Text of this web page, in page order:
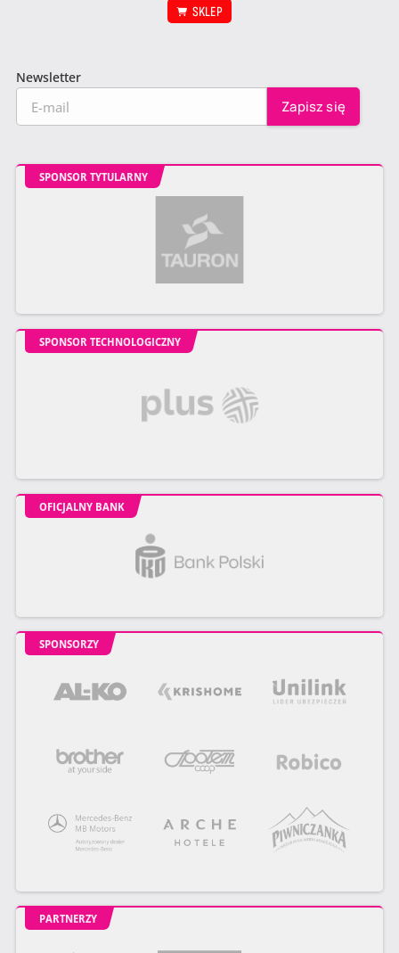
SKLEP
Newsletter
SPONSOR TYTULARNY
SPONSOR TECHNOLOGICZNY
OFICJALNY BANK
SPONSORZY
PARTNERZY